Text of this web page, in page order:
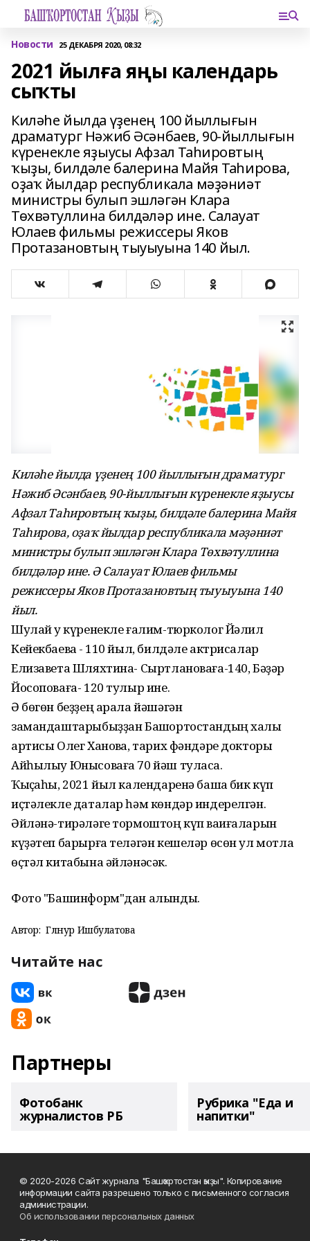
Новости 25 ДЕКАБРЯ 2020, 08:32
2021 йылға яңы календарь
сыҡты
Киләһе йылда үҙенең 100 йыллығын
драматург Нәжиб Әсәнбаев, 90-йыллығын
күренекле яҙыусы Афзал Таһировтың
ҡыҙы, билдәле балерина Майя Таһирова,
оҙаҡ йылдар республикала мәҙәниәт
министры булып эшләгән Клара
Төхвәтуллина билдәләр ине. Салауат
Юлаев фильмы режиссеры Яков
Протазановтың тыуыуына 140 йыл.
Киләһе йылда үҙенең 100 йыллығын драматург
Нәжиб Әсәнбаев, 90-йыллығын күренекле яҙыусы
Афзал Таһировтың ҡыҙы, билдәле балерина Майя
Таһирова, оҙаҡ йылдар республикала мәҙәниәт
министры булып эшләгән Клара Төхвәтуллина
билдәләр ине. Ә Салауат Юлаев фильмы
режиссеры Яков Протазановтың тыуыуына 140
йыл.
Шулай уҡ күренекле ғалим-тюрколог Йәлил
Кейекбаевҡа - 110 йыл, билдәле актрисалар
Елизавета Шляхтина- Сыртлановаға-140, Бәҙәр
Йосоповаға- 120 тулыр ине.
Ә бөгөн беҙҙең арала йәшәгән
замандаштарыбыҙҙан Башҡортостандың халыҡ
артисы Олег Хановҡа, тарих фәндәре докторы
Айһылыу Юнысоваға 70 йәш туласаҡ.
Ҡыҫҡаһы, 2021 йыл календаренә башҡа бик күп
иҫтәлекле даталар һәм көндәр индерелгән.
Әйләнә-тирәләге тормоштоң күп ваҡиғаларын
күҙәтеп барырға теләгән кешеләр өсөн ул мотлаҡ
өҫтәл китабына әйләнәсәк.
Фото "Башинформ"дан алынды.
Автор: Гөлнур Ишбулатова
Читайте нас
Партнеры
Фотобанк
журналистов РБ
Рубрика "Еда и
напитки"
© 2020-2026 Сайт журнала "Башҡортостан ҡыҙы". Копирование
информации сайта разрешено только с письменного согласия
администрации.
Об использовании персональных данных